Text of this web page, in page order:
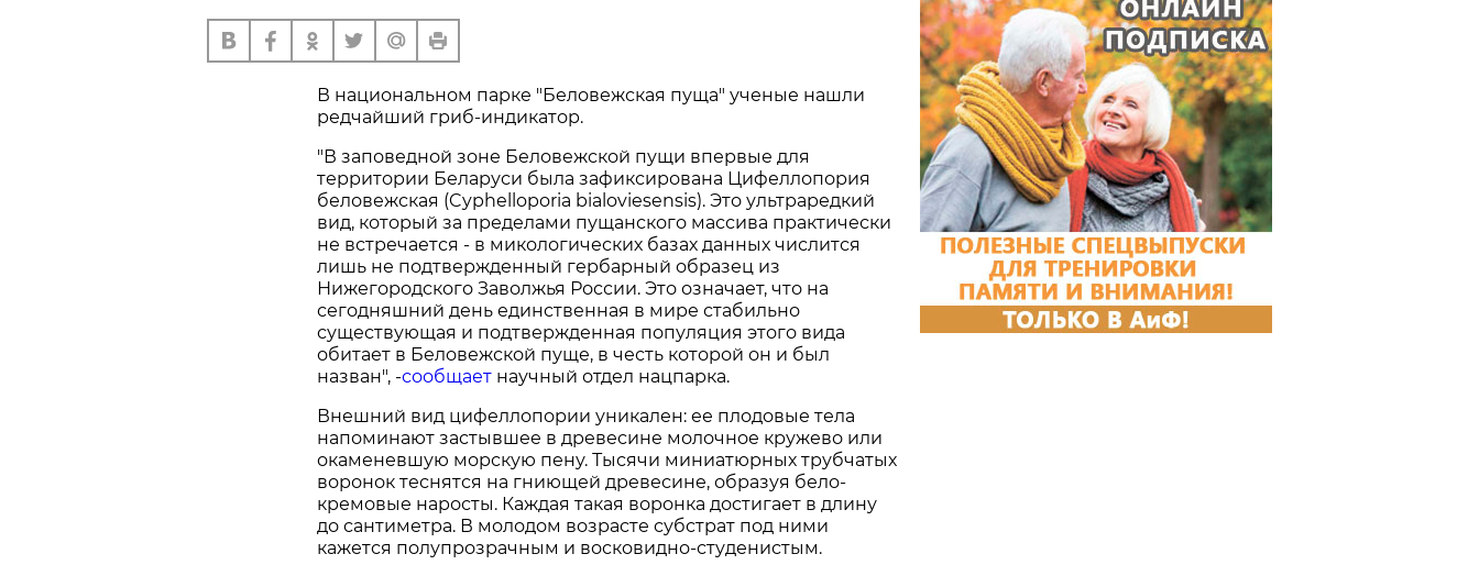
В национальном парке "Беловежская пуща" ученые нашли
редчайший гриб-индикатор.
"В заповедной зоне Беловежской пущи впервые для
территории Беларуси была зафиксирована Цифеллопория
беловежская (Cyphelloporia bialoviesensis). Это ультраредкий
вид, который за пределами пущанского массива практически
не встречается - в микологических базах данных числится
лишь не подтвержденный гербарный образец из
Нижегородского Заволжья России. Это означает, что на
сегодняшний день единственная в мире стабильно
существующая и подтвержденная популяция этого вида
обитает в Беловежской пуще, в честь которой он и был
назван", -сообщает научный отдел нацпарка.
Внешний вид цифеллопории уникален: ее плодовые тела
напоминают застывшее в древесине молочное кружево или
окаменевшую морскую пену. Тысячи миниатюрных трубчатых
воронок теснятся на гниющей древесине, образуя бело-
кремовые наросты. Каждая такая воронка достигает в длину
до сантиметра. В молодом возрасте субстрат под ними
кажется полупрозрачным и восковидно-студенистым.